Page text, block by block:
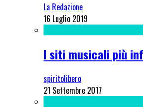
La Redazione
16 Luglio 2019
I siti musicali più
spiritolibero
21 Settembre 2017